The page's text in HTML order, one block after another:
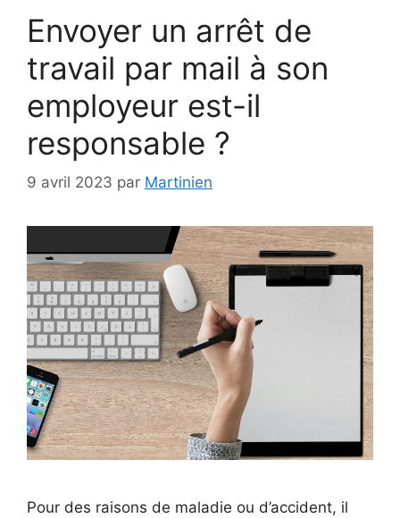
Envoyer un arrêt de
travail par mail à son
employeur est-il
responsable ?
9 avril 2023 par Martinien
Pour des raisons de maladie ou d’accident, il